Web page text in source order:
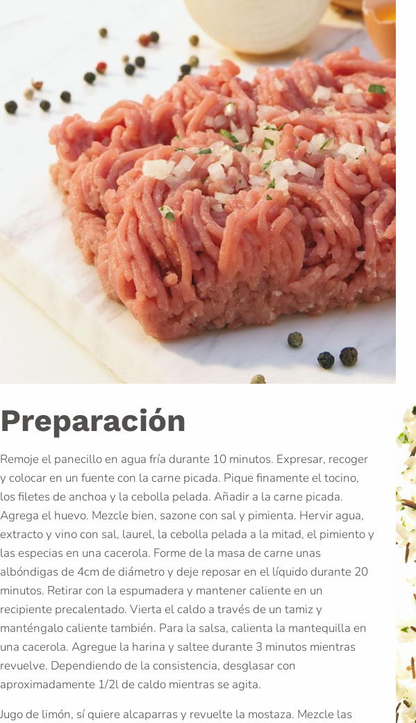
Preparación
Remoje el panecillo en agua fría durante 10 minutos. Expresar, recoger
y colocar en un fuente con la carne picada. Pique finamente el tocino,
los filetes de anchoa y la cebolla pelada. Añadir a la carne picada.
Agrega el huevo. Mezcle bien, sazone con sal y pimienta. Hervir agua,
extracto y vino con sal, laurel, la cebolla pelada a la mitad, el pimiento y
las especias en una cacerola. Forme de la masa de carne unas
albóndigas de 4cm de diámetro y deje reposar en el líquido durante 20
minutos. Retirar con la espumadera y mantener caliente en un
recipiente precalentado. Vierta el caldo a través de un tamiz y
manténgalo caliente también. Para la salsa, calienta la mantequilla en
una cacerola. Agregue la harina y saltee durante 3 minutos mientras
revuelve. Dependiendo de la consistencia, desglasar con
aproximadamente 1/2l de caldo mientras se agita.
Jugo de limón, sí quiere alcaparras y revuelte la mostaza. Mezcle las